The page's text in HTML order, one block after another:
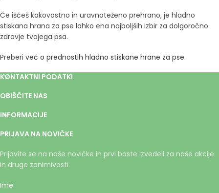
Če iščeš kakovostno in uravnoteženo prehrano, je hladno
stiskana hrana za pse lahko ena najboljših izbir za dolgoročno
zdravje tvojega psa.
Preberi več o prednostih hladno stiskane hrane za pse.
KONTAKTNI PODATKI
OBIŠČITE NAS
INFORMACIJE
PRIJAVA NA NOVIČKE
Prijavite se na naše novičke in prvi boste izvedeli za naše akcije
in druge zanimivosti.
Ime